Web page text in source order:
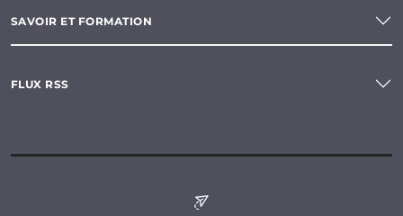
SAVOIR ET FORMATION
FLUX RSS